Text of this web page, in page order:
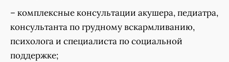
– комплексные консультации акушера, педиатра,
консультанта по грудному вскармливанию,
психолога и специалиста по социальной
поддержке;